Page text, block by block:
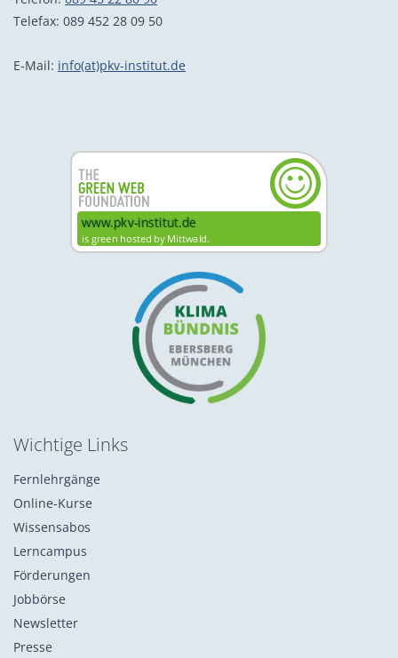
Telefax: 089 452 28 09 50
E-Mail: info(at)pkv-institut.de
Wichtige Links
Fernlehrgänge
Online-Kurse
Wissensabos
Lerncampus
Förderungen
Jobbörse
Newsletter
Presse